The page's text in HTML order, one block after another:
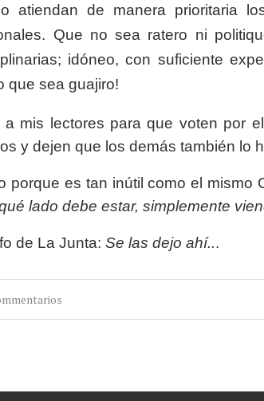
atiendan de manera prioritaria
Que no sea ratero ni
idóneo, con suficiente
que sea guajiro!
a mis lectores para que voten por
y dejen que los demás también lo
porque es tan inútil como el mismo
lado debe estar, simplemente
de La Junta: Se las dejo ahí...